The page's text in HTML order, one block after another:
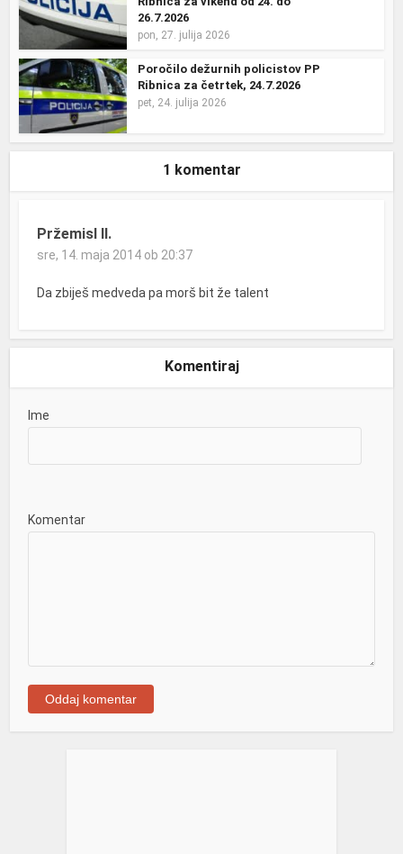
26.7.2026
pon, 27. julija 2026
Poročilo dežurnih policistov PP
Ribnica za četrtek, 24.7.2026
pet, 24. julija 2026
1 komentar
Pržemisl II.
sre, 14. maja 2014 ob 20:37
Da zbiješ medveda pa morš bit že talent
Komentiraj
Ime
Komentar